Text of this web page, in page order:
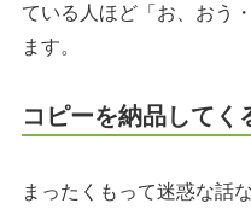
ている人ほど「お、おう
ます。
コピーを納品してく
まったくもって迷惑な話